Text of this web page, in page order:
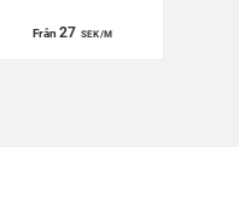
Från 27 SEK/M